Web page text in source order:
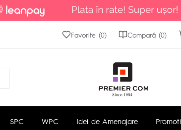
Favorite (0) Compară (0)
SPC WPC Idei de Amenajare